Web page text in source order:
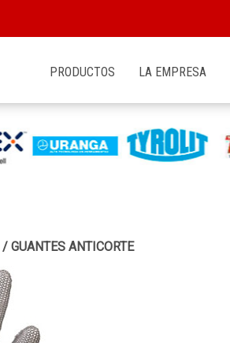
PRODUCTOS LA EMPRESA
/ GUANTES ANTICORTE